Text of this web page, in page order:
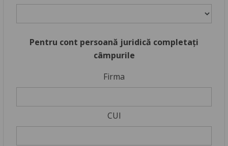
Pentru cont persoană juridică completați
câmpurile
Firma
CUI